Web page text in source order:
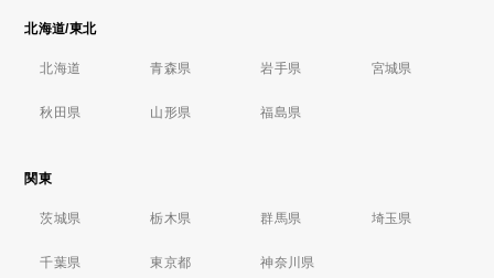
北海道/東北
北海道 青森県 岩手県 宮城県
秋田県 山形県 福島県
関東
茨城県 栃木県 群馬県 埼玉県
千葉県 東京都 神奈川県